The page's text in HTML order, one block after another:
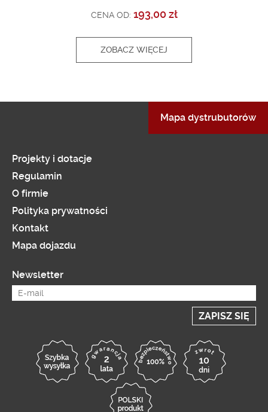
CENA OD: 193,00 zł
ZOBACZ WIĘCEJ
Mapa dystrubutorów
Projekty i dotacje
Regulamin
O firmie
Polityka prywatności
Kontakt
Mapa dojazdu
Newsletter